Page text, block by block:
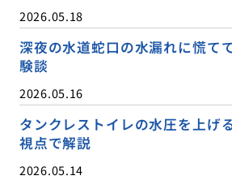
2026.05.18
深夜の水道蛇口の水漏れに慌て
験談
2026.05.16
タンクレストイレの水圧を上げ
視点で解説
2026.05.14